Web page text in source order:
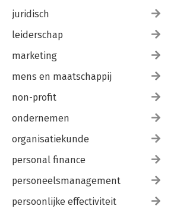
juridisch
leiderschap
marketing
mens en maatschappij
non-profit
ondernemen
organisatiekunde
personal finance
personeelsmanagement
persoonlijke effectiviteit